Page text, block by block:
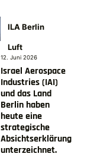
ILA Berlin
Luft
12. Juni 2026
Israel Aerospace
Industries (IAI)
und das Land
Berlin haben
heute eine
strategische
Absichtserklärung
unterzeichnet.